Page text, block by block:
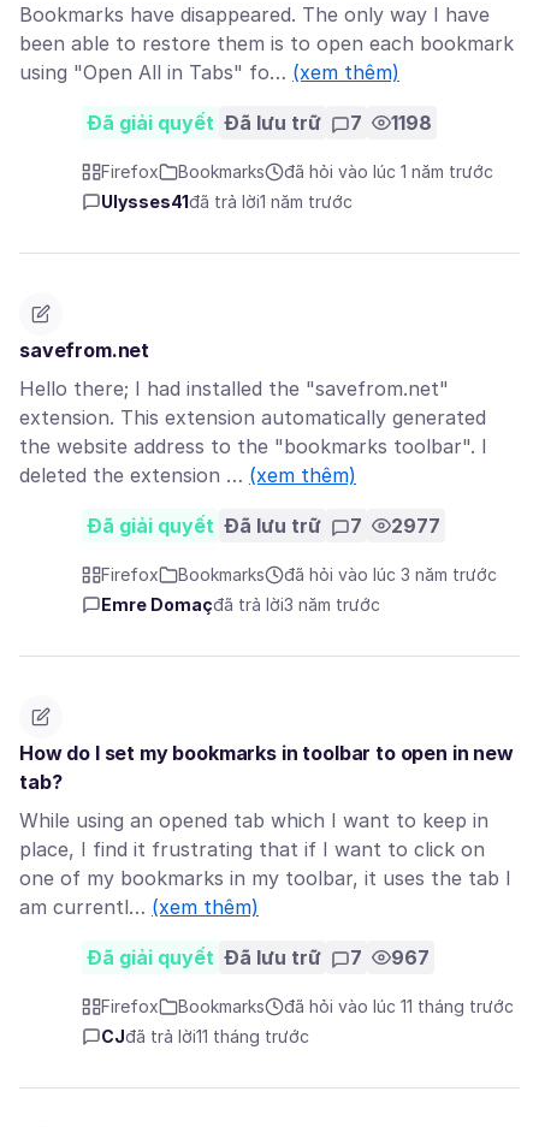
Bookmarks have disappeared. The only way I have
been able to restore them is to open each bookmark
using "Open All in Tabs" fo… (xem thêm)
Đã giải quyết Đã lưu trữ 7 1198
Firefox Bookmarks
đã hỏi vào lúc 1 năm trước
Ulysses41đã trả lời1 năm trước
savefrom.net
Hello there; I had installed the "savefrom.net"
extension. This extension automatically generated
the website address to the "bookmarks toolbar". I
deleted the extension … (xem thêm)
Đã giải quyết Đã lưu trữ 7 2977
Firefox Bookmarks
đã hỏi vào lúc 3 năm trước
Emre Domaçđã trả lời3 năm trước
How do I set my bookmarks in toolbar to open in new
tab?
While using an opened tab which I want to keep in
place, I find it frustrating that if I want to click on
one of my bookmarks in my toolbar, it uses the tab I
am currentl… (xem thêm)
Đã giải quyết Đã lưu trữ 7 967
Firefox Bookmarks
đã hỏi vào lúc 11 tháng trước
CJđã trả lời11 tháng trước